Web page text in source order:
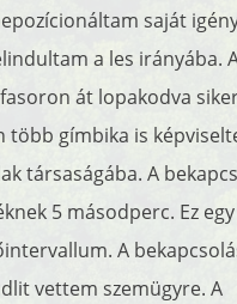
saját
a les irányába.
át lopakodva
több gímbika is
társaságába. A
5 másodperc. Ez
A
vettem szemügyre. A